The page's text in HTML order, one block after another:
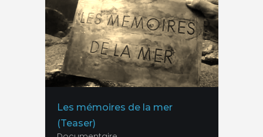
Les mémoires de la mer
(Teaser)